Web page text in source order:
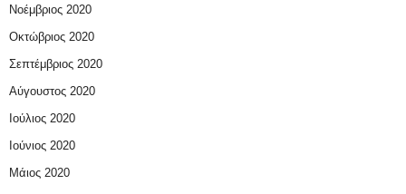
Νοέμβριος 2020
Οκτώβριος 2020
Σεπτέμβριος 2020
Αύγουστος 2020
Ιούλιος 2020
Ιούνιος 2020
Μάιος 2020